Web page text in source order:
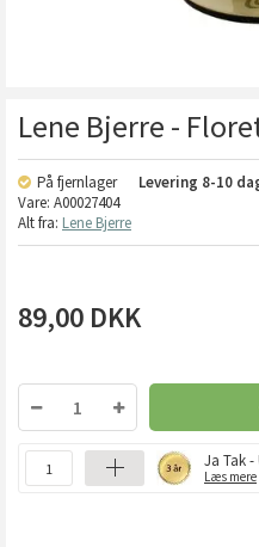
Lene Bjerre -
På fjernlager Levering 8-10
Vare: A00027404
Alt fra: Lene Bjerre
89,00 DKK
Ja Tak
Læs mere